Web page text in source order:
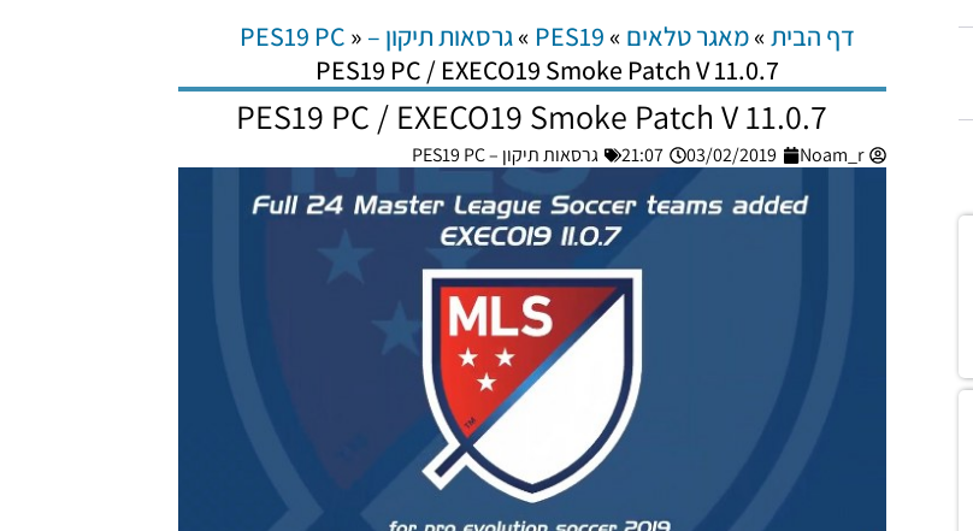
דף הבית »מאגר טלאים »
PES19
»גרסאות תיקון – PES19 PC »
PES19 PC / EXECO19 Smoke Patch V 11.0.7
PES19 PC / EXECO19 Smoke Patch V 11.0.7
Noam_r
03/02/2019
21:07 גרסאות תיקון – PES19 PC